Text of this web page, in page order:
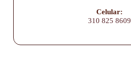
Celular:
310 825 8609